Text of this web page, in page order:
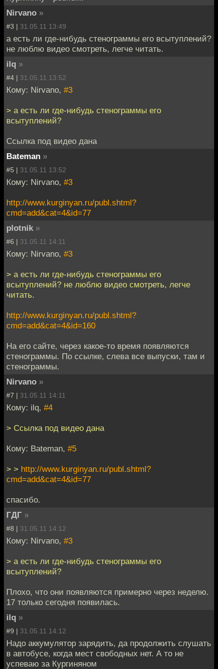
Nirvano »
#3 | 31.05.11 13:49
а есть ли где-нибудь стенограммы его всытуплений?
не люблю видео смотреть, легче читать.
ilq »
#4 | 31.05.11 13:52
Кому: Nirvano, #3
> а есть ли где-нибудь стенограммы его
всытуплений?
Ссылка под видео дана
Bateman »
#5 | 31.05.11 13:52
Кому: Nirvano, #3
http://www.kurginyan.ru/publ.shtml?
cmd=add&cat=4&id=77
plotnik »
#6 | 31.05.11 14:11
Кому: Nirvano, #3
> а есть ли где-нибудь стенограммы его
всытуплений? не люблю видео смотреть, легче
читать.
http://www.kurginyan.ru/publ.shtml?
cmd=add&cat=4&id=160
На его сайте, через какое-то время появляются
стенограммы. По ссылке, слева все выпуски, там и
стенограммы.
Nirvano »
#7 | 31.05.11 14:11
Кому: ilq, #4
> Ссылка под видео дана
Кому: Bateman, #5
> > http://www.kurginyan.ru/publ.shtml?
cmd=add&cat=4&id=77
спасибо.
ГДГ »
#8 | 31.05.11 14:12
Кому: Nirvano, #3
> а есть ли где-нибудь стенограммы его
всытуплений?
Плохо, что они появляются примерно через неделю.
17 только сегодня появилась.
ilq »
#9 | 31.05.11 14:12
Надо аккумулятор зарядить, да продолжить слушать
в автобусе, когда мест свободных нет. А то не
успеваю за Кургиняном